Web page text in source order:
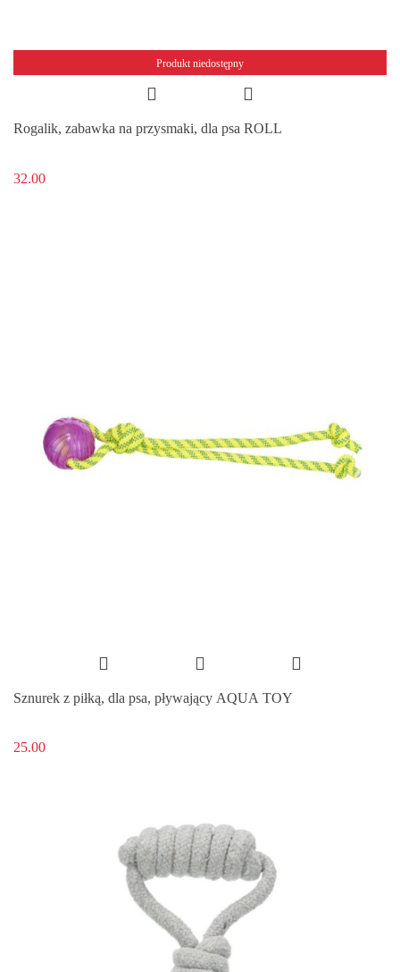
Produkt niedostępny
Rogalik, zabawka na przysmaki, dla psa ROLL
32.00
Sznurek z piłką, dla psa, pływający AQUA TOY
25.00